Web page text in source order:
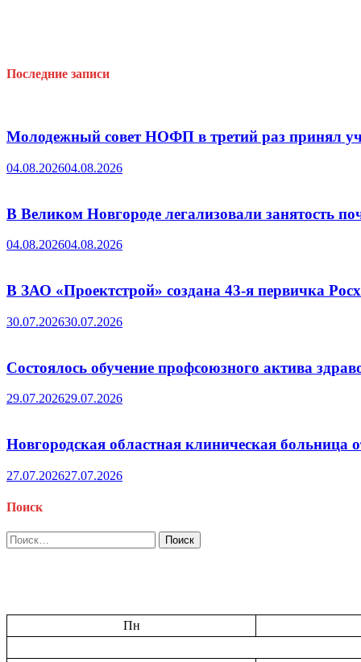
Последние записи
Молодежный совет НОФП в третий раз принял
04.08.202604.08.2026
В Великом Новгороде легализовали занятость
04.08.202604.08.2026
В ЗАО «Проектстрой» создана 43-я первичка
30.07.202630.07.2026
Состоялось обучение профсоюзного актива
29.07.202629.07.2026
Новгородская областная клиническая больница
27.07.202627.07.2026
Поиск
Найти:
Пн